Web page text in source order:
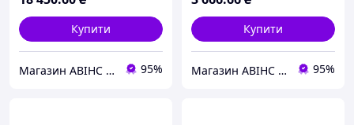
Купити
Магазин АВІНС автоінструмент для СТО 95%
Купити
Магазин АВІНС автоінструмент для СТО 95%